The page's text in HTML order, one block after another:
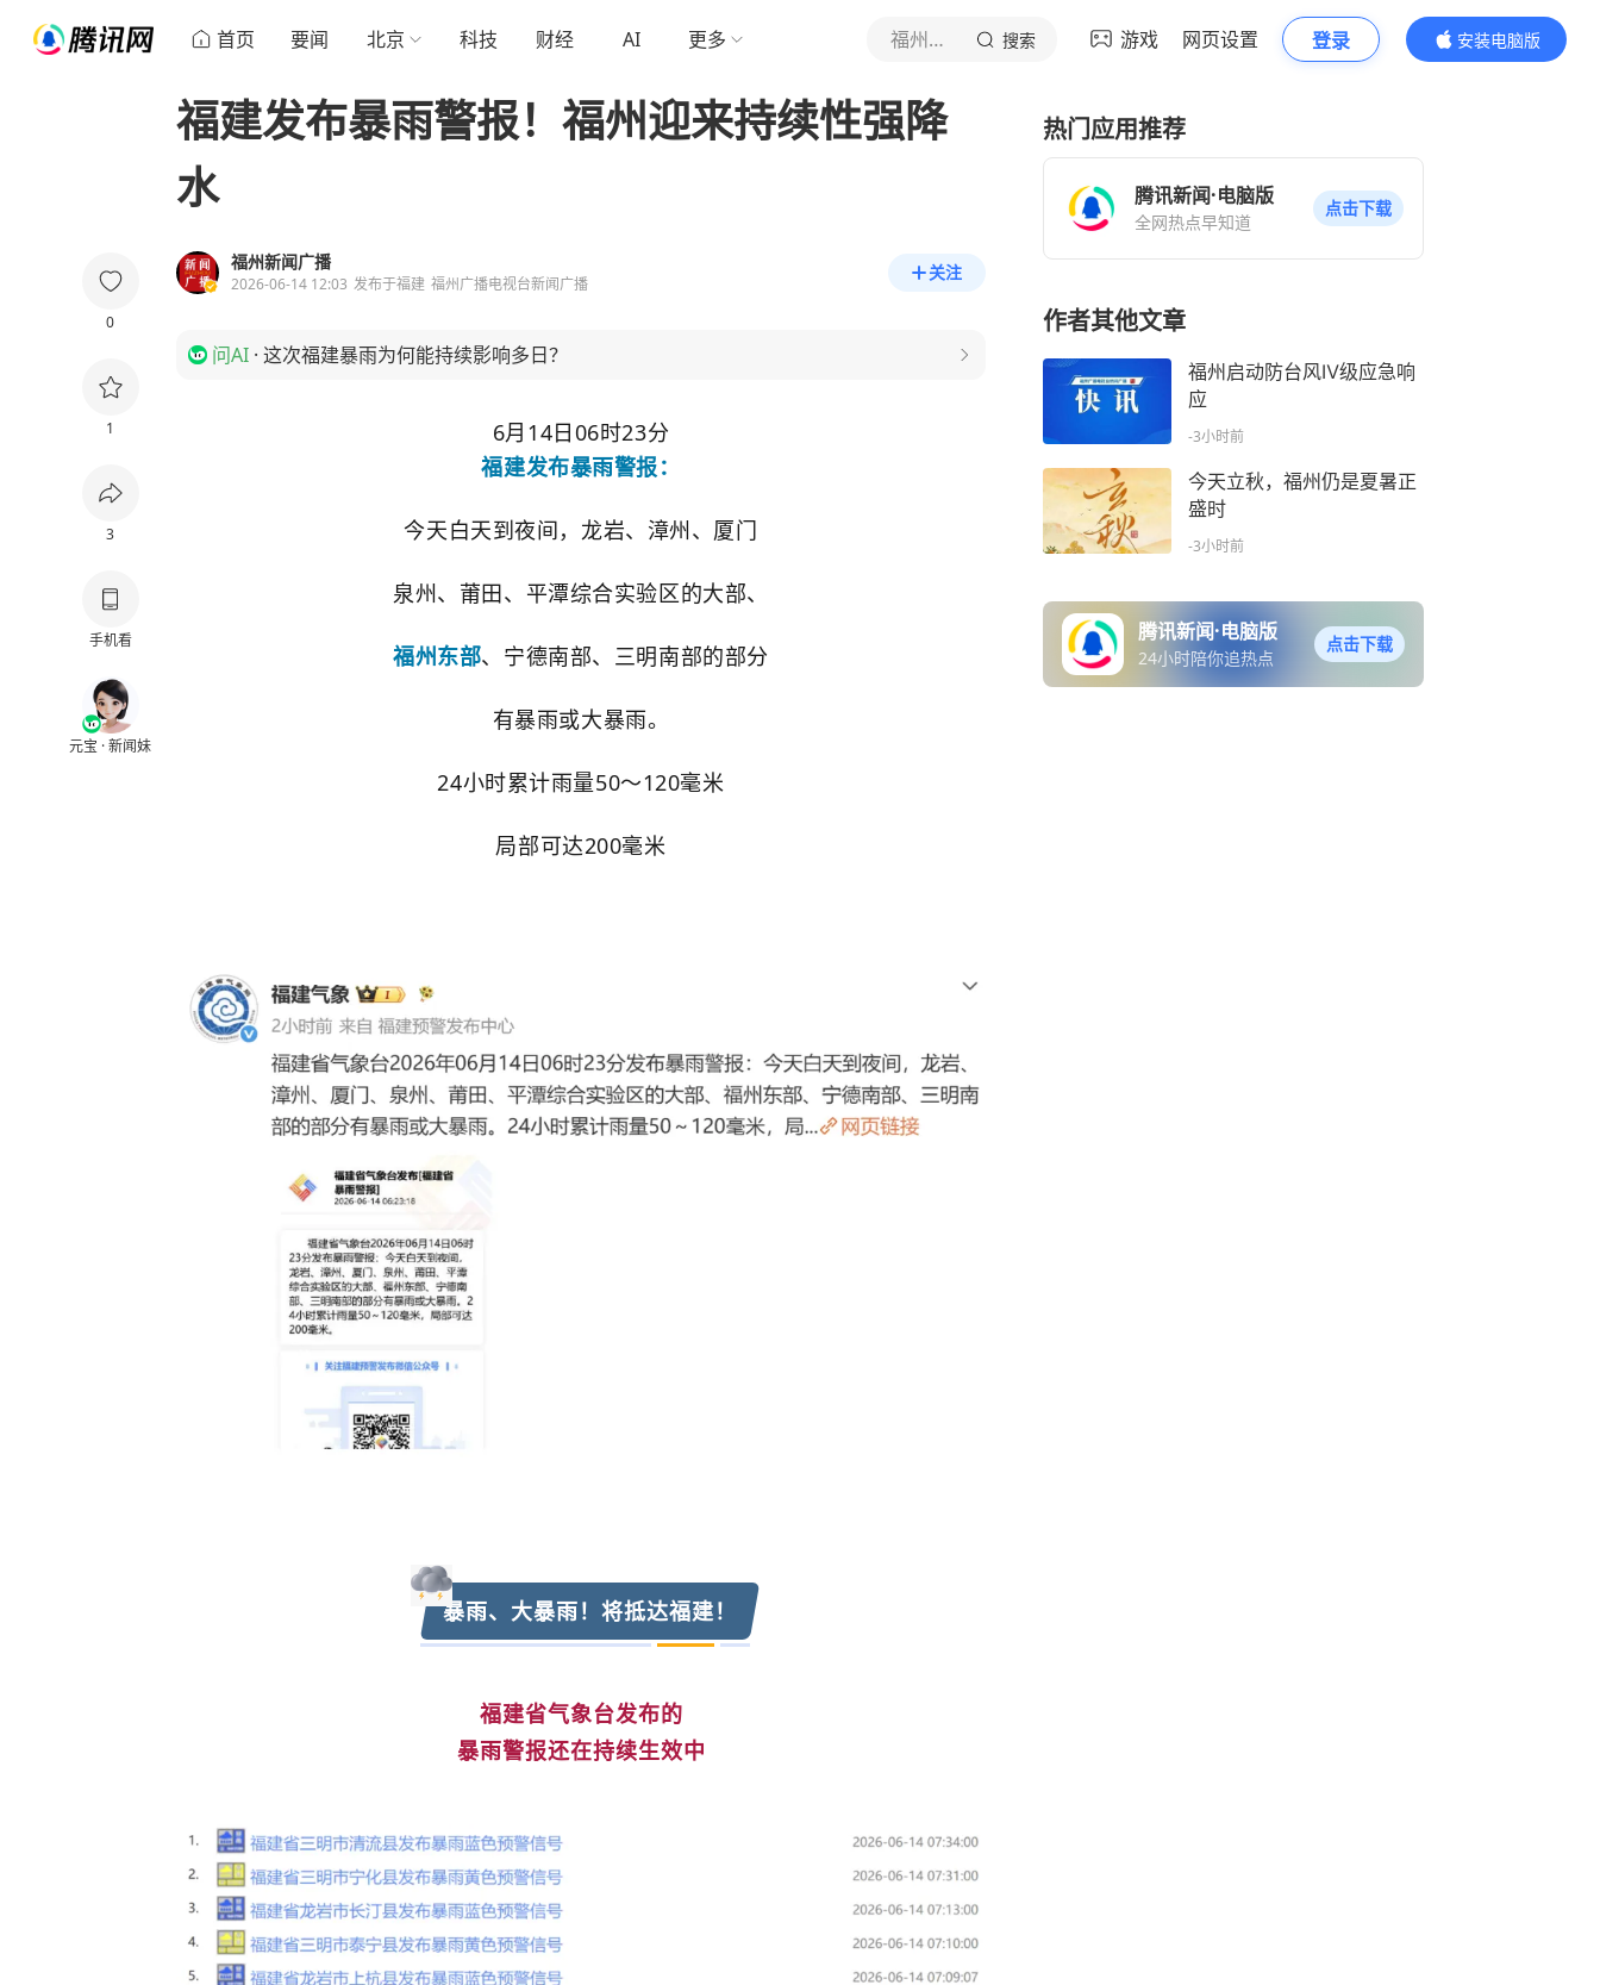
首页 要闻 北京 科技 财经 AI 更多 福州新闻广播 搜索 游戏 网页设置 登录
安装电脑版
内容更精彩
0
1
3
手机看
元宝 · 新闻妹
福建发布暴雨警报！福州迎来持续性强降
水
福州新闻广播
2026-06-14 12:03 发布于福建 福州广播电视台新闻广播
关注
问AI · 这次福建暴雨为何能持续影响多日？
6月14日06时23分
福建发布暴雨警报：
今天白天到夜间，龙岩、漳州、厦门
泉州、莆田、平潭综合实验区的大部、
福州东部、宁德南部、三明南部的部分
有暴雨或大暴雨。
24小时累计雨量50～120毫米
局部可达200毫米
暴雨、大暴雨！将抵达福建！
福建省气象台发布的
暴雨警报还在持续生效中
热门应用推荐
腾讯新闻·电脑版
全网热点早知道
点击下载
作者其他文章
福州启动防台风Ⅳ级应急响
应
-3小时前
今天立秋，福州仍是夏暑正
盛时
-3小时前
腾讯新闻·电脑版
24小时陪你追热点
点击下载